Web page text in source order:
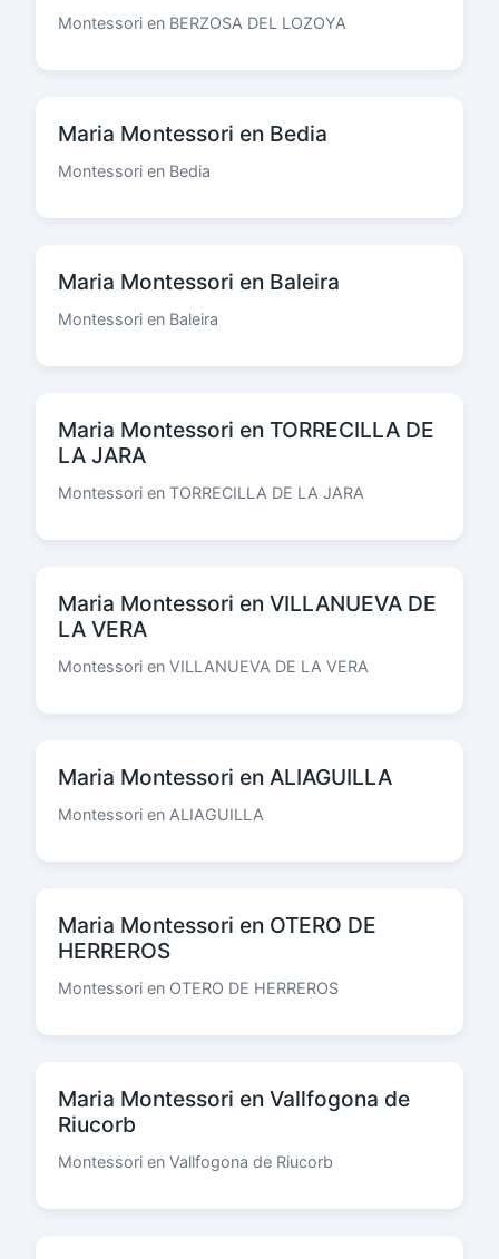
Montessori en BERZOSA DEL LOZOYA
Maria Montessori en Bedia
Montessori en Bedia
Maria Montessori en Baleira
Montessori en Baleira
Maria Montessori en TORRECILLA DE
LA JARA
Montessori en TORRECILLA DE LA JARA
Maria Montessori en VILLANUEVA DE
LA VERA
Montessori en VILLANUEVA DE LA VERA
Maria Montessori en ALIAGUILLA
Montessori en ALIAGUILLA
Maria Montessori en OTERO DE
HERREROS
Montessori en OTERO DE HERREROS
Maria Montessori en Vallfogona de
Riucorb
Montessori en Vallfogona de Riucorb